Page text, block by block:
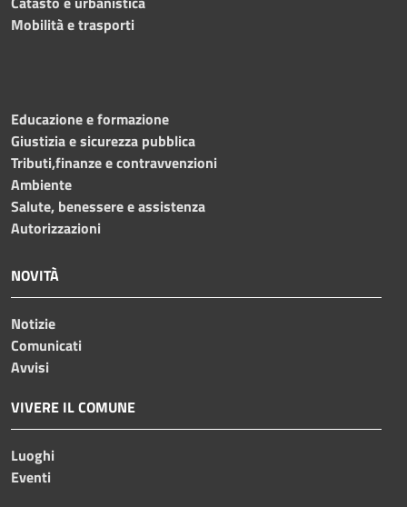
Mobilità e trasporti
Educazione e formazione
Giustizia e sicurezza pubblica
Tributi,finanze e contravvenzioni
Ambiente
Salute, benessere e assistenza
Autorizzazioni
NOVITÀ
Notizie
Comunicati
Avvisi
VIVERE IL COMUNE
Luoghi
Eventi